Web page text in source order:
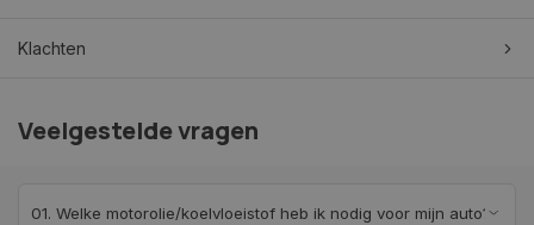
Klachten
Veelgestelde vragen